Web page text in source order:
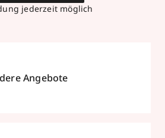
jederzeit möglich
Angebote